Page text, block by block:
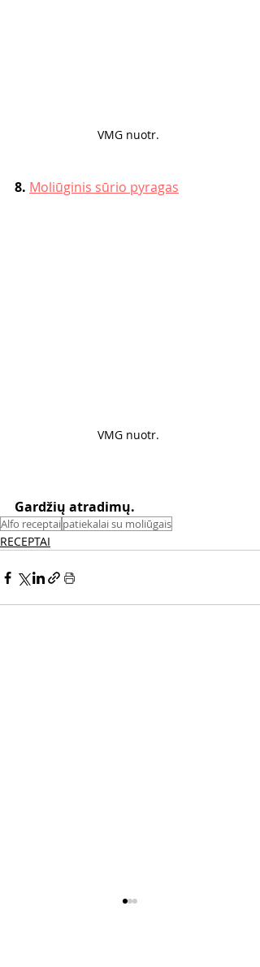
VMG nuotr.
8. Moliūginis sūrio pyragas
VMG nuotr.
Gardžių atradimų.
Alfo receptaipatiekalai su moliūgais
RECEPTAI